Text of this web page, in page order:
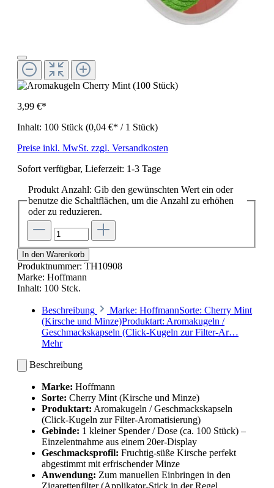
3,99 €*
Inhalt: 100 Stück (0,04 €* / 1 Stück)
Preise inkl. MwSt. zzgl. Versandkosten
Sofort verfügbar, Lieferzeit: 1-3 Tage
Produkt Anzahl: Gib den gewünschten Wert ein oder
benutze die Schaltflächen, um die Anzahl zu erhöhen
oder zu reduzieren.
In den Warenkorb
Produktnummer: TH10908
Marke: Hoffmann
Inhalt: 100 Stck.
Beschreibung
Marke: HoffmannSorte: Cherry Mint
(Kirsche und Minze)Produktart: Aromakugeln /
Geschmackskapseln (Click-Kugeln zur Filter-Ar…
Mehr
Beschreibung
Marke: Hoffmann
Sorte: Cherry Mint (Kirsche und Minze)
Produktart: Aromakugeln / Geschmackskapseln
(Click-Kugeln zur Filter-Aromatisierung)
Gebinde: 1 kleiner Spender / Dose (ca. 100 Stück) –
Einzelentnahme aus einem 20er-Display
Geschmacksprofil: Fruchtig-süße Kirsche perfekt
abgestimmt mit erfrischender Minze
Anwendung: Zum manuellen Einbringen in den